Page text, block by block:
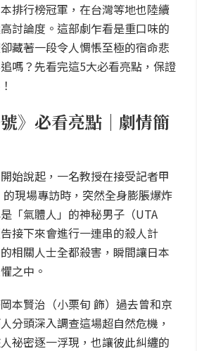
排行榜冠軍，在台灣等地也陸續
討論度。這部劇乍看是重口味的
藏著一段令人惆悵至極的宿命悲
嗎？先看完這5大必看亮點，保證
》必看亮點｜劇情簡
始說起，一名教授在接受記者甲
現場專訪時，突然全身膨脹爆炸
「氣體人」的神秘男子（UTA
接下來會進行一連串的殺人計
相關人士全都殺害，瞬間讓日本
之中。
本賢治（小栗旬 飾）過去曾和京
分頭深入調查這場超自然危機，
祕密逐一浮現，也讓彼此糾纏的